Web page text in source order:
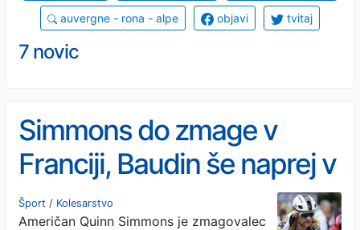
auvergne - rona - alpe objavi tvitaj
7 novic
Simmons do zmage v
Franciji, Baudin še naprej v
vodstvu
Šport / Kolesarstvo
Američan Quinn Simmons je zmagovalec